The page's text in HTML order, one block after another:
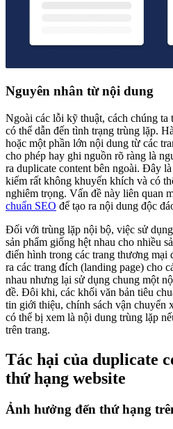
Nguyên nhân từ nội dung
Ngoài các lỗi kỹ thuật, cách chúng
có thể dẫn đến tình trạng trùng lặp.
hoặc một phần lớn nội dung từ các
cho phép hay ghi nguồn rõ ràng là
ra duplicate content bên ngoài. Đây
kiếm rất không khuyến khích và có
nghiêm trọng. Vấn đề này liên quan
chuẩn SEO để tạo ra nội dung độc
Đối với trùng lặp nội bộ, việc sử
sản phẩm giống hệt nhau cho nhiều
điển hình trong các trang thương mại
ra các trang đích (landing page) cho
nhau nhưng lại sử dụng chung một
đề. Đôi khi, các khối văn bản tiêu
tin giới thiệu, chính sách vận chuyển
có thể bị xem là nội dung trùng lặp
trên trang.
Tác hại của duplicate
thứ hạng website
Ảnh hưởng đến thứ hạng